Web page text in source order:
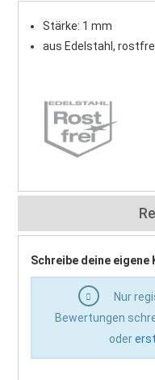
Stärke: 1 mm
aus Edelstahl,
Schreibe deine eigene
Nur
Bewertungen
oder